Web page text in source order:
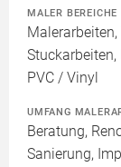
MALER BEREICHE
Stuckarbeiten,
PVC / Vinyl
UMFANG
Beratung,
Sanierung,